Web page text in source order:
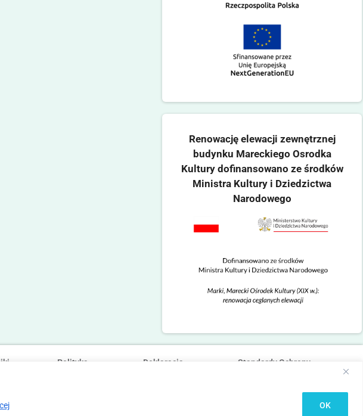
OK
Renowację elewacji zewnętrznej
budynku Mareckiego Osrodka
Kultury dofinansowano ze środków
Ministra Kultury i Dziedzictwa
Narodowego
Polityka
Deklaracja
Standardy Ochrony